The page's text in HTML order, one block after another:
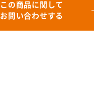
この商品に関して
お問い合わせする